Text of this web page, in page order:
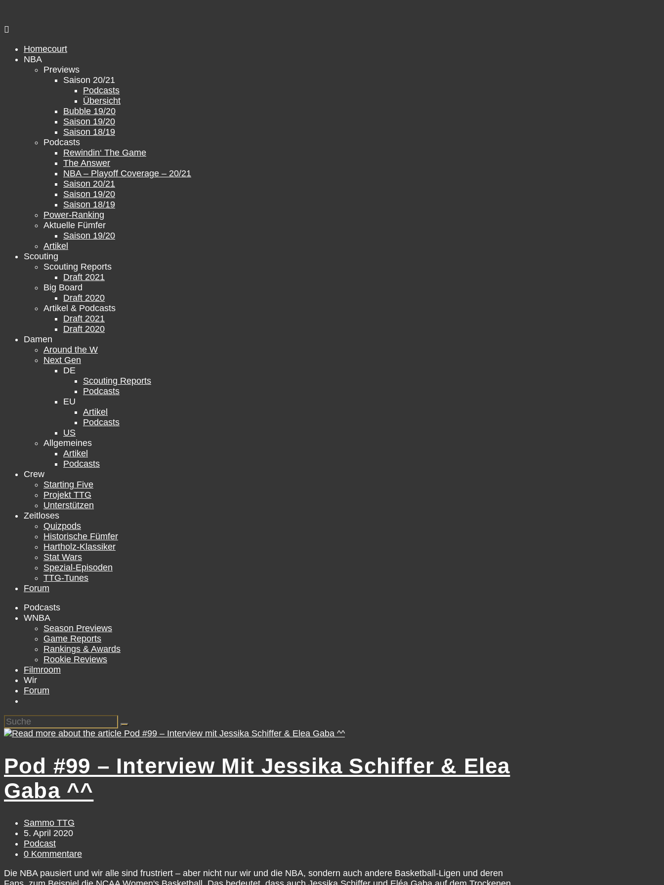
springen
Homecourt
NBA
Previews
Saison 20/21
Podcasts
Übersicht
Bubble 19/20
Saison 19/20
Saison 18/19
Podcasts
Rewindin‘ The Game
The Answer
NBA – Playoff Coverage – 20/21
Saison 20/21
Saison 19/20
Saison 18/19
Power-Ranking
Aktuelle Fümfer
Saison 19/20
Artikel
Scouting
Scouting Reports
Draft 2021
Big Board
Draft 2020
Artikel & Podcasts
Draft 2021
Draft 2020
Damen
Around the W
Next Gen
DE
Scouting Reports
Podcasts
EU
Artikel
Podcasts
US
Allgemeines
Artikel
Podcasts
Crew
Starting Five
Projekt TTG
Unterstützen
Zeitloses
Quizpods
Historische Fümfer
Hartholz-Klassiker
Stat Wars
Spezial-Episoden
TTG-Tunes
Forum
Podcasts
WNBA
Season Previews
Game Reports
Rankings & Awards
Rookie Reviews
Filmroom
Wir
Forum
Pod #99 – Interview Mit Jessika Schiffer & Elea
Gaba ^^
Beitrags-
Autor:
Sammo TTG
Beitrag
veröffentlicht:
5. April 2020
Beitrags-
Kategorie:
Podcast
Beitrags-
0 Kommentare
Die NBA pausiert und wir alle sind frustriert – aber nicht nur wir und die NBA, sondern auch andere Basketball-Ligen und deren